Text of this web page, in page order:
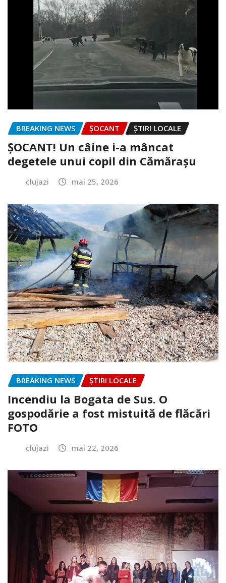
BREAKING NEWS ȘOCANT ȘTIRI LOCALE
ȘOCANT! Un câine i-a mâncat
degetele unui copil din Cămărașu
clujazi mai 25, 2026
BREAKING NEWS ȘTIRI LOCALE
Incendiu la Bogata de Sus. O
gospodărie a fost mistuită de flăcări
FOTO
clujazi mai 22, 2026